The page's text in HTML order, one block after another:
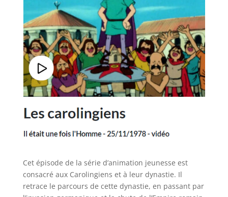
Cet épisode de la série d’animation jeunesse est
consacré aux Carolingiens et à leur dynastie. Il
retrace le parcours de cette dynastie, en passant par